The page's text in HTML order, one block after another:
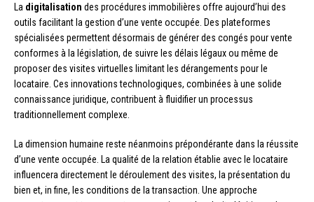
La digitalisation des procédures immobilières offre aujourd’hui des
outils facilitant la gestion d’une vente occupée. Des plateformes
spécialisées permettent désormais de générer des congés pour vente
conformes à la législation, de suivre les délais légaux ou même de
proposer des visites virtuelles limitant les dérangements pour le
locataire. Ces innovations technologiques, combinées à une solide
connaissance juridique, contribuent à fluidifier un processus
traditionnellement complexe.
La dimension humaine reste néanmoins prépondérante dans la réussite
d’une vente occupée. La qualité de la relation établie avec le locataire
influencera directement le déroulement des visites, la présentation du
bien et, in fine, les conditions de la transaction. Une approche